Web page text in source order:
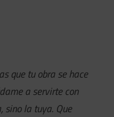
que tu obra se hace
a servirte con
sino la tuya. Que